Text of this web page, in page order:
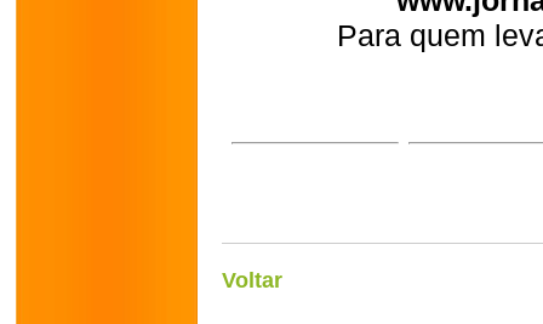
Para quem
Voltar